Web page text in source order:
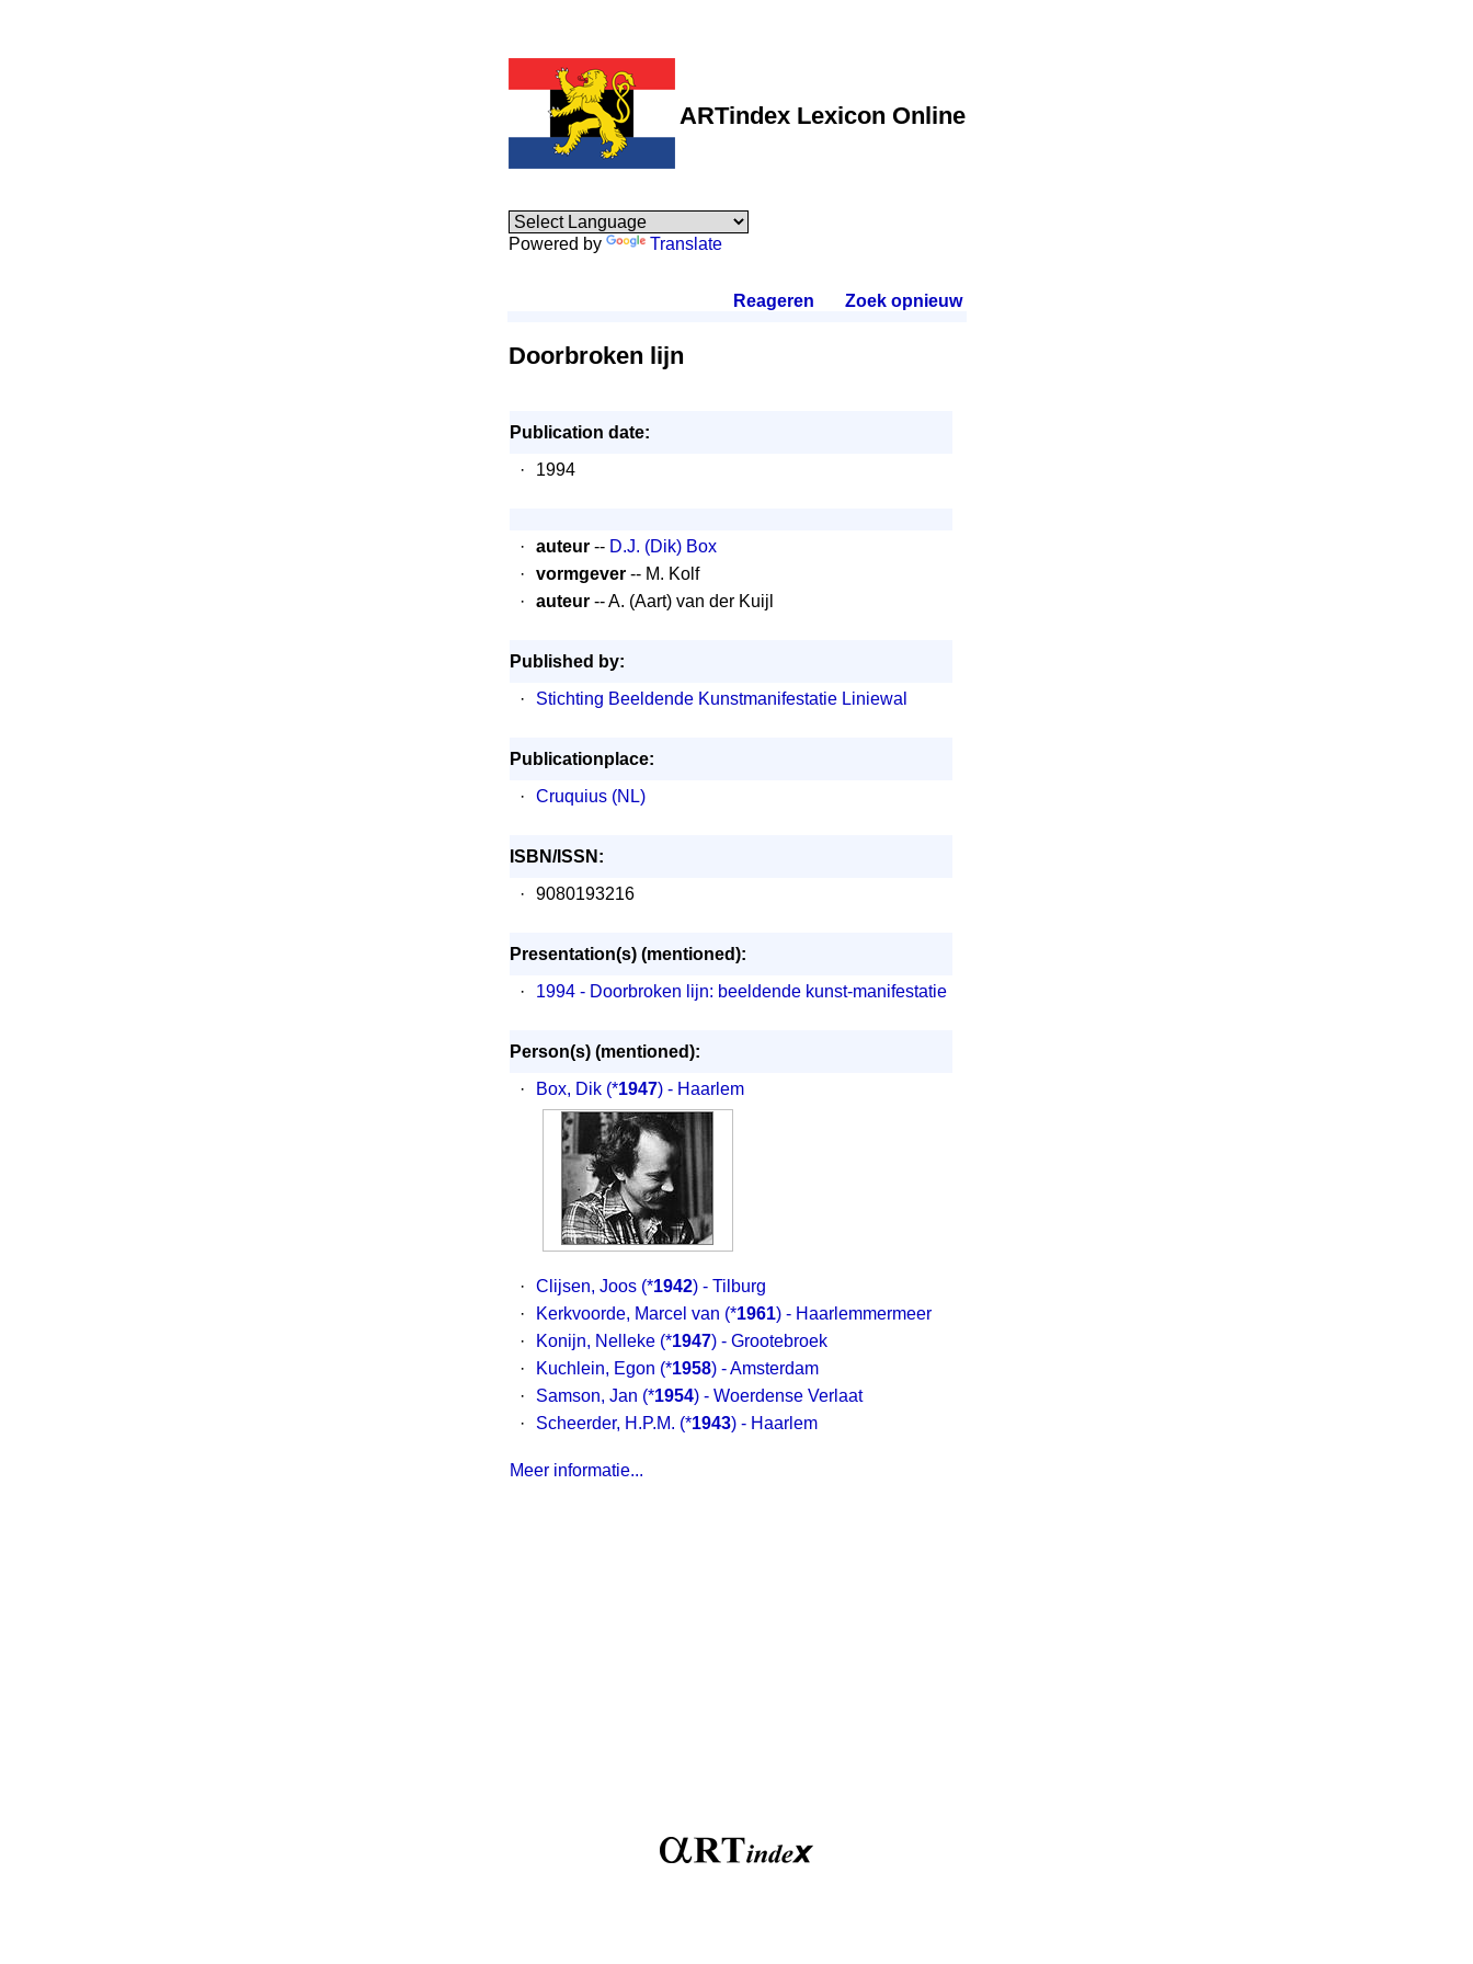
ARTindex Lexicon Online
Powered by Translate
Reageren Zoek opnieuw.
Doorbroken lijn
Publication date:
·
1994
· auteur-- D.J. (Dik) Box
·
vormgever-- M. Kolf
·
auteur-- A. (Aart) van der Kuijl
Published by:
·
Stichting Beeldende Kunstmanifestatie Liniewal
Publicationplace:
·
Cruquius (NL)
ISBN/ISSN:
·
9080193216
Presentation(s) (mentioned):
·
1994 - Doorbroken lijn: beeldende kunst-manifestatie
Person(s) (mentioned):
·
Box, Dik (*1947) - Haarlem
· Clijsen, Joos (*1942) - Tilburg
·
Kerkvoorde, Marcel van (*1961) - Haarlemmermeer
·
Konijn, Nelleke (*1947) - Grootebroek
·
Kuchlein, Egon (*1958) - Amsterdam
·
Samson, Jan (*1954) - Woerdense Verlaat
·
Scheerder, H.P.M. (*1943) - Haarlem
Meer informatie...